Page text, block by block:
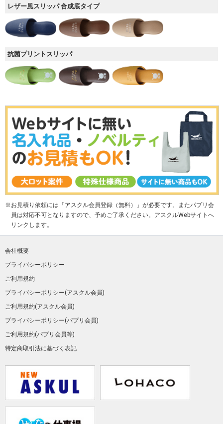
レザー風スリッパ 合成底タイプ
抗菌プリントスリッパ
お見積り依頼には「アスクル会員登録（無料）」が必要です。またパプリ会
員は対応不可となりますので、予めご了承ください。アスクルWebサイトへ
リンクします。
会社概要
プライバシーポリシー
ご利用規約
プライバシーポリシー(アスクル会員)
ご利用規約(アスクル会員)
プライバシーポリシー(パプリ会員)
ご利用規約(パプリ会員等)
特定商取引法に基づく表記